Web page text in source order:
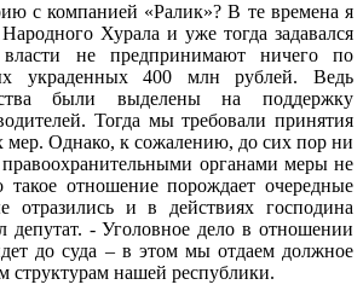
с компанией «Ралик»? В те времена я
Хурала и уже тогда задавался
не предпринимают ничего по
украденных 400 млн рублей. Ведь
были выделены на поддержку
Тогда мы требовали принятия
мер. Однако, к сожалению, до сих пор ни
органами меры не
отношение порождает очередные
отразились и в действиях господина
депутат. - Уголовное дело в отношении
до суда – в этом мы отдаем должное
структурам нашей республики.